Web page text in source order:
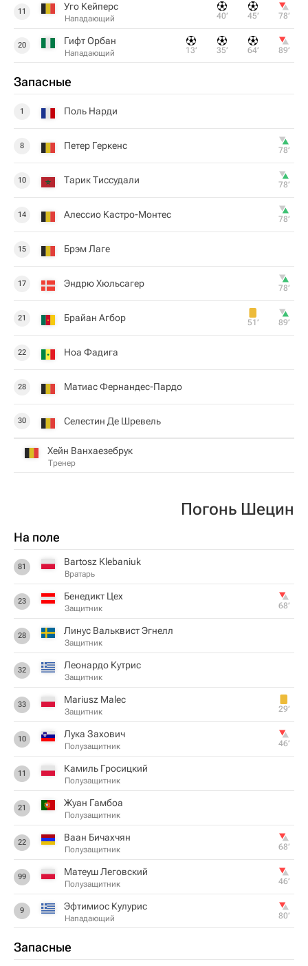
11 Уго Кейперс
Нападающий 40‎’‎ 45‎’‎ 78‎’‎
20 Гифт Орбан
Нападающий 13‎’‎ 35‎’‎ 64‎’‎ 89‎’‎
Запасные
1 Поль Нарди
8 Петер Геркенс 78‎’‎
10 Тарик Тиссудали 78‎’‎
14 Алессио Кастро-Монтес 78‎’‎
15 Брэм Лаге
17 Эндрю Хюльсагер 78‎’‎
21 Брайан Агбор 51‎’‎ 89‎’‎
22 Ноа Фадига
28 Матиас Фернандес-Пардо
30 Селестин Де Шревель
Хейн Ванхаезебрук
Тренер
Погонь Шецин
На поле
81 Bartosz Klebaniuk
Вратарь
23 Бенедикт Цех
Защитник 68‎’‎
28 Линус Вальквист Эгнелл
Защитник
32 Леонардо Кутрис
Защитник
33 Mariusz Malec
Защитник 29‎’‎
10 Лука Захович
Полузащитник 46‎’‎
11 Камиль Гросицкий
Полузащитник
21 Жуан Гамбоа
Полузащитник
22 Ваан Бичахчян
Полузащитник 68‎’‎
99 Матеуш Леговский
Полузащитник 46‎’‎
9 Эфтимиос Кулурис
Нападающий 80‎’‎
Запасные